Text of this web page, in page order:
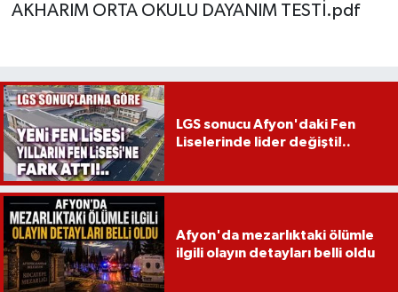
AKHARIM ORTA OKULU DAYANIM TESTİ.pdf
LGS sonucu Afyon'daki Fen
Liselerinde lider değişti!..
Afyon'da mezarlıktaki ölümle
ilgili olayın detayları belli oldu